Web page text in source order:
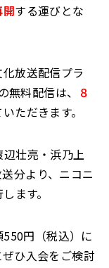
する運びとな
放送配信プラ
料配信は、 ８
ただきます。
壮亮・浜乃上
分より、ニコニ
ます。
円（税込）に
ひ入会をご検討